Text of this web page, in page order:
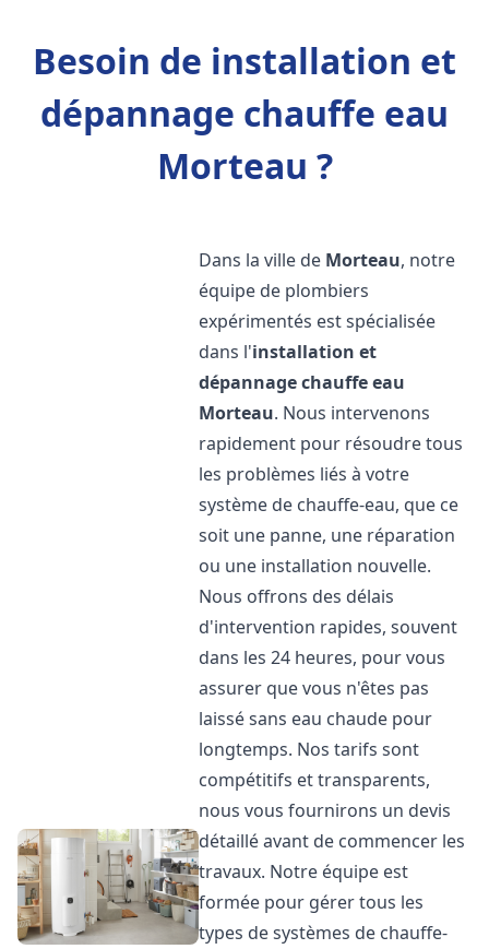
Besoin de installation et
dépannage chauffe eau
Morteau ?
Dans la ville de Morteau, notre
équipe de plombiers
expérimentés est spécialisée
dans l'installation et
dépannage chauffe eau
Morteau. Nous intervenons
rapidement pour résoudre tous
les problèmes liés à votre
système de chauffe-eau, que ce
soit une panne, une réparation
ou une installation nouvelle.
Nous offrons des délais
d'intervention rapides, souvent
dans les 24 heures, pour vous
assurer que vous n'êtes pas
laissé sans eau chaude pour
longtemps. Nos tarifs sont
compétitifs et transparents,
nous vous fournirons un devis
détaillé avant de commencer les
travaux. Notre équipe est
formée pour gérer tous les
types de systèmes de chauffe-